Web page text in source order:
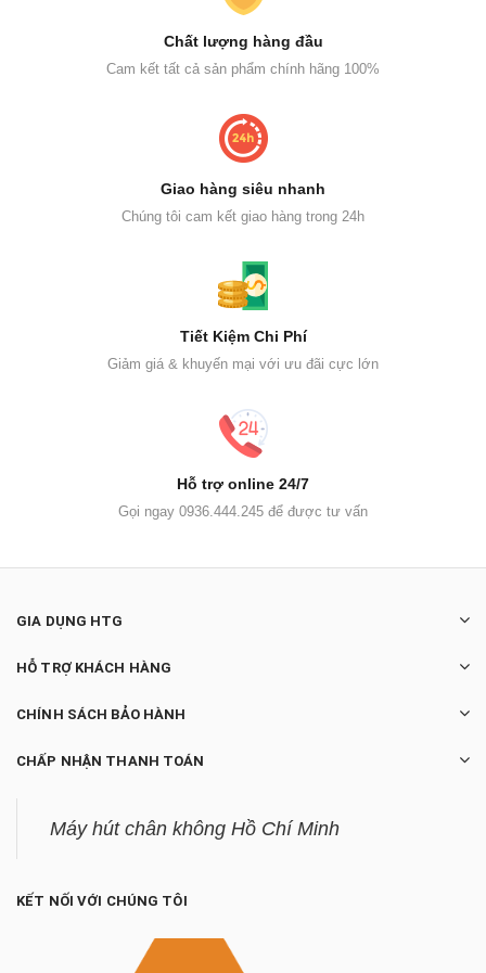
Chất lượng hàng đầu
Cam kết tất cả sản phẩm chính hãng 100%
Giao hàng siêu nhanh
Chúng tôi cam kết giao hàng trong 24h
Tiết Kiệm Chi Phí
Giảm giá & khuyến mại với ưu đãi cực lớn
Hỗ trợ online 24/7
Gọi ngay 0936.444.245 để được tư vấn
GIA DỤNG HTG
HỖ TRỢ KHÁCH HÀNG
CHÍNH SÁCH BẢO HÀNH
CHẤP NHẬN THANH TOÁN
Máy hút chân không Hồ Chí Minh
KẾT NỐI VỚI CHÚNG TÔI